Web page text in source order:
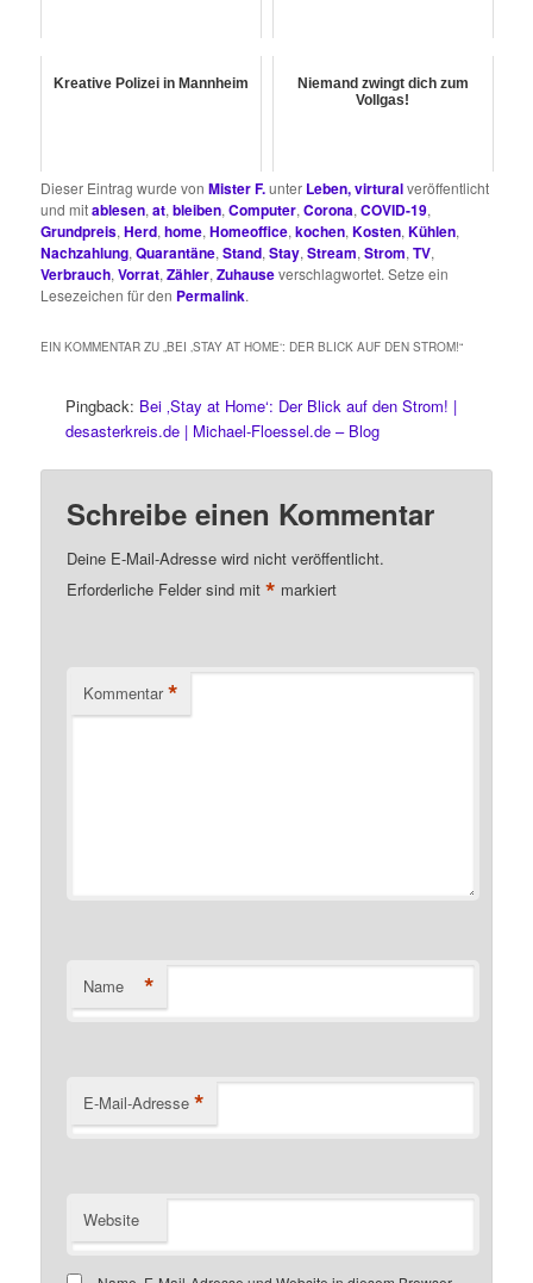
Kreative Polizei in Mannheim
Niemand zwingt dich zum
Vollgas!
Dieser Eintrag wurde vonMister F.unter Leben, virturalveröffentlicht
und mitablesen,at,bleiben,Computer,Corona,COVID-19,
Grundpreis,Herd,home,Homeoffice,kochen,Kosten,Kühlen,
Nachzahlung,Quarantäne,Stand,Stay,Stream,Strom,TV,
Verbrauch,Vorrat,Zähler,Zuhauseverschlagwortet. Setze ein
Lesezeichen für den Permalink.
EIN KOMMENTAR ZU „BEI ‚STAY AT HOME‘: DER BLICK AUF DEN STROM!“
Pingback: Bei ‚Stay at Home‘: Der Blick auf den Strom! |
desasterkreis.de | Michael-Floessel.de – Blog
Schreibe einen Kommentar
Deine E-Mail-Adresse wird nicht veröffentlicht.
Erforderliche Felder sind mit* markiert
Kommentar *
Name *
E-Mail-Adresse *
Website